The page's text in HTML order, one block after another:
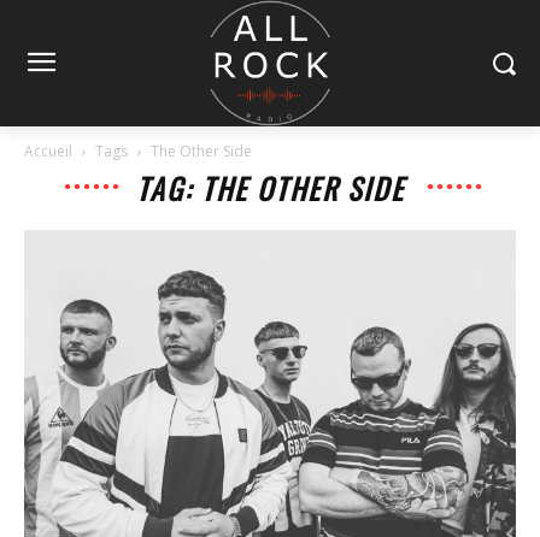
Accueil Tags The Other Side
TAG: THE OTHER SIDE